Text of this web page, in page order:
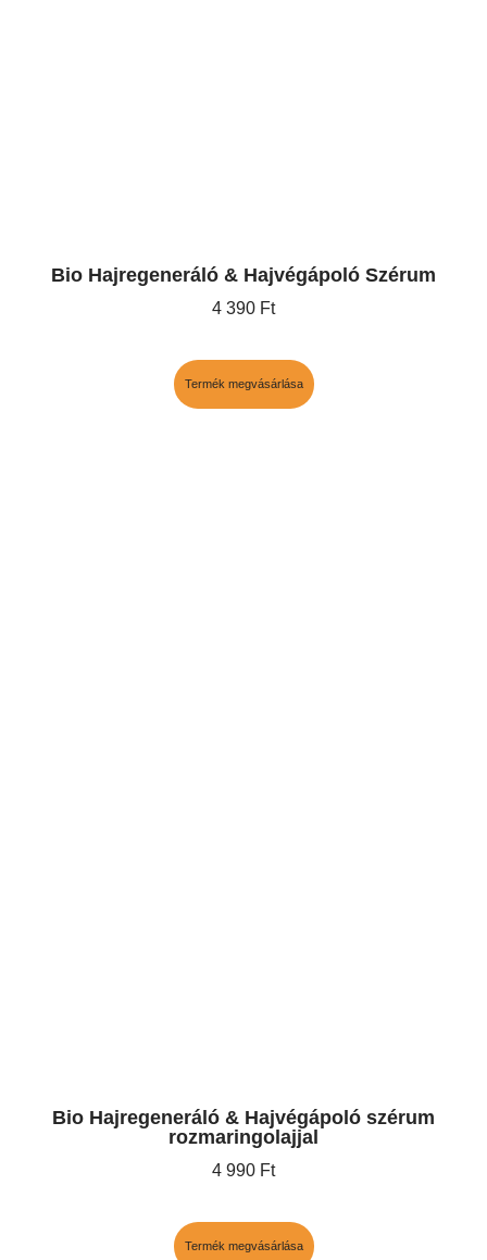
Bio Hajregeneráló & Hajvégápoló Szérum
4 390 Ft
Termék megvásárlása
Bio Hajregeneráló & Hajvégápoló szérum
rozmaringolajjal
4 990 Ft
Termék megvásárlása